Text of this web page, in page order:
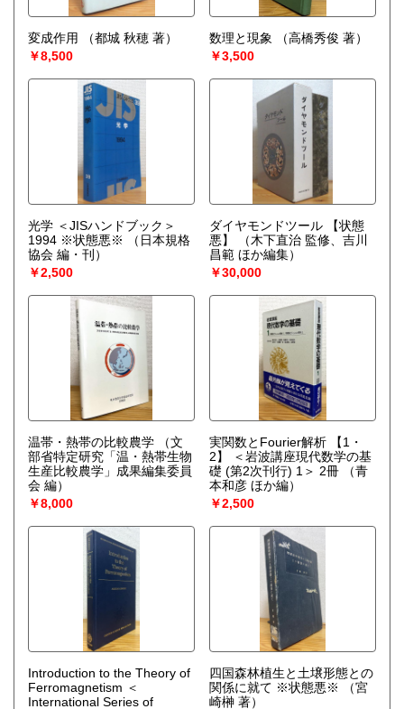
変成作用
（都城 秋穂 著）
￥8,500
数理と現象
（高橋秀俊 著）
￥3,500
光学 ＜JISハンドブック＞
1994 ※状態悪※
（日本規格
協会 編・刊）
￥2,500
ダイヤモンドツール 【状態
悪】
（木下直治 監修、吉川
昌範 ほか編集）
￥30,000
温帯・熱帯の比較農学
（文
部省特定研究「温・熱帯生物
生産比較農学」成果編集委員
会 編）
￥8,000
実関数とFourier解析 【1・
2】 ＜岩波講座現代数学の基
礎 (第2次刊行) 1＞ 2冊
（青
本和彦 ほか編）
￥2,500
Introduction to the Theory of
Ferromagnetism ＜
International Series of
四国森林植生と土壌形態との
関係に就て ※状態悪※
（宮
崎榊 著）